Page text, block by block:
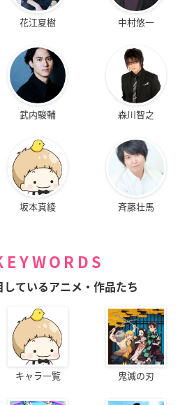
花江夏樹 中村悠一
武内駿輔 森川智之
坂本真綾 斉藤壮馬
しているアニメ・作品たち
キャラ一覧 鬼滅の刃